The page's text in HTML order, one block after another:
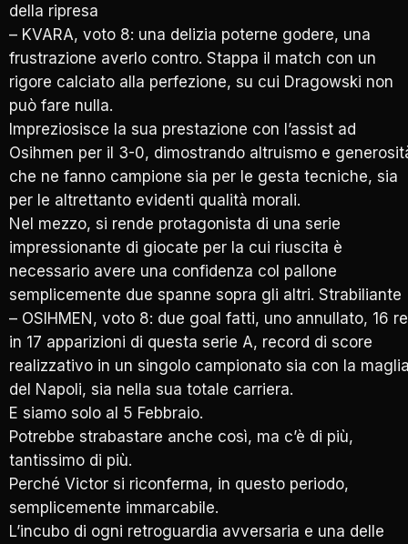
della ripresa
– KVARA, voto 8: una delizia poterne godere, una
frustrazione averlo contro. Stappa il match con un
rigore calciato alla perfezione, su cui Dragowski non
può fare nulla.
Impreziosisce la sua prestazione con l’assist ad
Osihmen per il 3-0, dimostrando altruismo e
che ne fanno campione sia per le gesta tecniche, sia
per le altrettanto evidenti qualità morali.
Nel mezzo, si rende protagonista di una serie
impressionante di giocate per la cui riuscita è
necessario avere una confidenza col pallone
semplicemente due spanne sopra gli altri. Strabiliante
– OSIHMEN, voto 8: due goal fatti, uno annullato, 16
in 17 apparizioni di questa serie A, record di score
realizzativo in un singolo campionato sia con la
del Napoli, sia nella sua totale carriera.
E siamo solo al 5 Febbraio.
Potrebbe strabastare anche così, ma c’è di più,
tantissimo di più.
Perché Victor si riconferma, in questo periodo,
semplicemente immarcabile.
L’incubo di ogni retroguardia avversaria e una delle